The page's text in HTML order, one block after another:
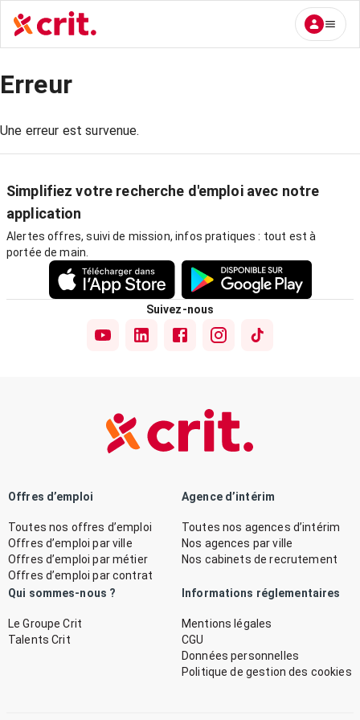
Erreur
Une erreur est survenue.
Simplifiez votre recherche d'emploi avec notre
application
Alertes offres, suivi de mission, infos pratiques : tout est à
portée de main.
Suivez-nous
Offres d’emploi
Toutes nos offres d’emploi
Offres d’emploi par ville
Offres d’emploi par métier
Offres d’emploi par contrat
Agence d’intérim
Toutes nos agences d’intérim
Nos agences par ville
Nos cabinets de recrutement
Qui sommes-nous ?
Le Groupe Crit
Talents Crit
Informations réglementaires
Mentions légales
CGU
Données personnelles
Politique de gestion des cookies